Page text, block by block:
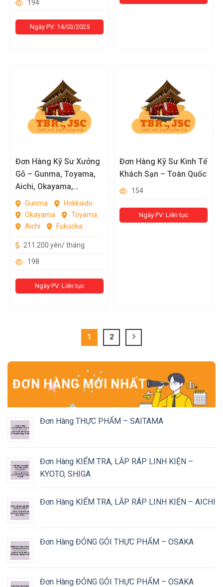
194
Ngày PV: 14/03/2025
Đơn Hàng Kỹ Sư Xưởng
Gỗ – Gunma, Toyama,
Aichi, Okayama,
Fukuoka, Hokkaido
Gunma
Hokkaido
Okayama
Toyama
Aichi
Fukuoka
211.200 yên/ tháng
198
Ngày PV: Liên tục
Đơn Hàng Kỹ Sư Kinh Tế
Khách Sạn – Toàn Quốc
154
Ngày PV: Liên tục
1 2
ĐƠN HÀNG MỚI NHẤT
Đơn Hàng THỰC PHẨM – SAITAMA
Đơn Hàng KIỂM TRA, LẮP RÁP LINH KIỆN –
KYOTO, SHIGA
Đơn Hàng KIỂM TRA, LẮP RÁP LINH KIỆN – AICHI
Đơn Hàng ĐÓNG GÓI THỰC PHẨM – OSAKA
Đơn Hàng ĐÓNG GÓI THỰC PHẨM – OSAKA